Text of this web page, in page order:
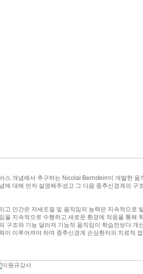
스 개념에서 추구하는 Nicolai Bernstein이 개발한
에 대해 먼저 설명해주셨고 그 다음 중추신경계의 구
고 인간은 자세조절 및 움직임의 능력은 지속적으로
을 지속적으로 수행하고 새로운 환경에 적응을 통해
구조와 기능 달라져 기능적 움직임이 학습전보다
이 이루어져야 하며 중추신경계 손상환자의 치료적